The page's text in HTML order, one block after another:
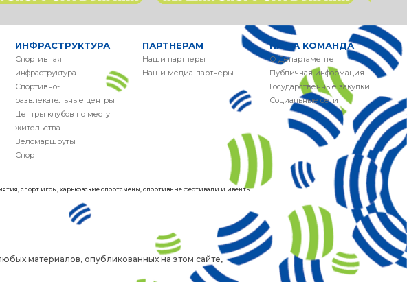
ИНФРАСТРУКТУРА
Спортивная
инфраструктура
Спортивно-
развлекательные центры
Центры клубов по месту
жительства
Веломаршруты
Спорт
ПАРТНЕРАМ
Наши партнеры
Наши медиа-партнеры
НАША КОМАНДА
О Департаменте
Публичная информация
Государственные закупки
Социальные сети
спорт игры, харьковские спортсмены, спортивные фестивали и ивенты
материалов, опубликованных на этом сайте,